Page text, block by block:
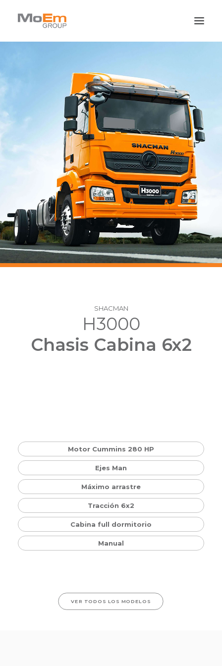
Contacto
SHACMAN
H3000
Chasis Cabina 6x2
Motor Cummins 280 HP
Ejes Man
Máximo arrastre
Tracción 6x2
Cabina full dormitorio
Manual
VER TODOS LOS MODELOS